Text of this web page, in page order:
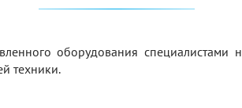
оборудования
техники.